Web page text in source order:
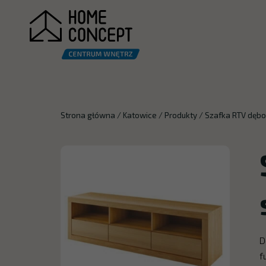
Strona główna / Katowice /Produkty / Szafka RTV